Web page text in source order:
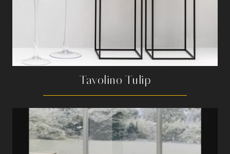
Tavolino Tulip